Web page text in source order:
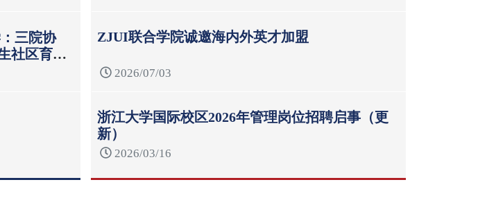
三院协
社区育人
ZJUI联合学院诚邀海内外英才加盟
2026/07/03
浙江大学国际校区2026年管理岗位招聘启事（更
新）
2026/03/16